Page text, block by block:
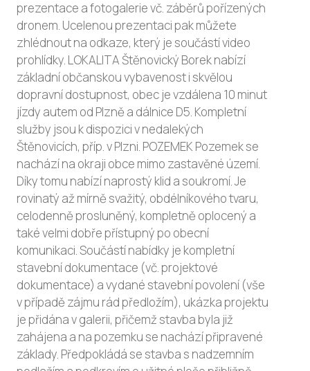
prezentace a fotogalerie vč. záběrů pořízených
dronem. Ucelenou prezentaci pak můžete
zhlédnout na odkaze, který je součástí video
prohlídky. LOKALITA Štěnovický Borek nabízí
základní občanskou vybavenost i skvělou
dopravní dostupnost, obec je vzdálena 10 minut
jízdy autem od Plzně a dálnice D5. Kompletní
služby jsou k dispozici v nedalekých
Štěnovicích, příp. v Plzni. POZEMEK Pozemek se
nachází na okraji obce mimo zastavěné území.
Díky tomu nabízí naprostý klid a soukromí. Je
rovinatý až mírně svažitý, obdélníkového tvaru,
celodenně prosluněný, kompletně oplocený a
také velmi dobře přístupný po obecní
komunikaci. Součástí nabídky je kompletní
stavební dokumentace (vč. projektové
dokumentace) a vydané stavební povolení (vše
v případě zájmu rád předložím), ukázka projektu
je přidána v galerii, přičemž stavba byla již
zahájena a na pozemku se nachází připravené
základy. Předpokládá se stavba s nadzemním